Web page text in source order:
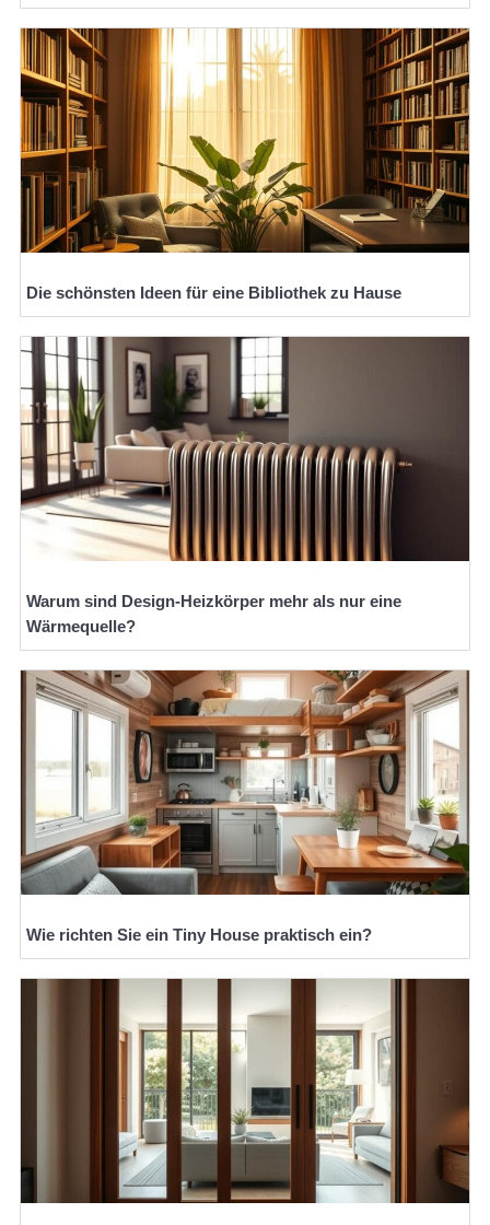
Die schönsten Ideen für eine Bibliothek zu Hause
Warum sind Design-Heizkörper mehr als nur eine
Wärmequelle?
Wie richten Sie ein Tiny House praktisch ein?